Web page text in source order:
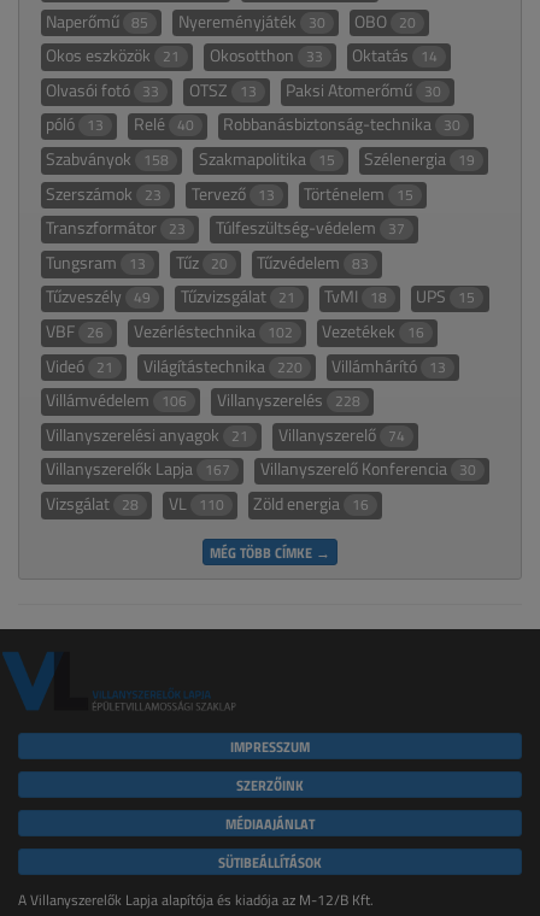
Naperőmű 85 Nyereményjáték 30 OBO 20
Okos eszközök 21 Okosotthon 33 Oktatás 14
Olvasói fotó 33 OTSZ 13 Paksi Atomerőmű 30
póló 13 Relé 40 Robbanásbiztonság-technika 30
Szabványok 158 Szakmapolitika 15 Szélenergia 19
Szerszámok 23 Tervező 13 Történelem 15
Transzformátor 23 Túlfeszültség-védelem 37
Tungsram 13 Tűz 20 Tűzvédelem 83
Tűzveszély 49 Tűzvizsgálat 21 TvMI 18 UPS 15
VBF 26 Vezérléstechnika 102 Vezetékek 16
Videó 21 Világítástechnika 220 Villámhárító 13
Villámvédelem 106 Villanyszerelés 228
Villanyszerelési anyagok 21 Villanyszerelő 74
Villanyszerelők Lapja 167 Villanyszerelő Konferencia 30
Vizsgálat 28 VL 110 Zöld energia 16
MÉG TÖBB CÍMKE →
IMPRESSZUM
SZERZŐINK
MÉDIAAJÁNLAT
SÜTIBEÁLLÍTÁSOK
A Villanyszerelők Lapja alapítója és kiadója az M-12/B Kft.